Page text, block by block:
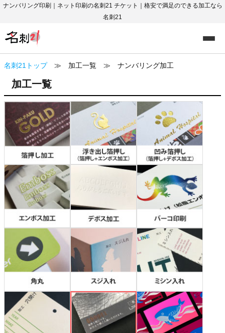
ナンバリング印刷｜ネット印刷の名刺21 チケット｜格安で満足のできる加工なら
名刺21
名刺21トップ≫ 加工一覧 ≫ ナンバリング加工
加工一覧